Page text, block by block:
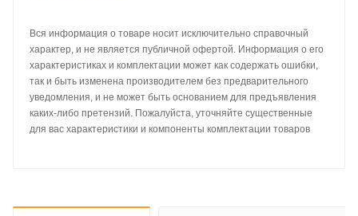
Вся информация о товаре носит исключительно справочный
характер, и не является публичной офертой. Информация о его
характеристиках и комплектации может как содержать ошибки,
так и быть изменена производителем без предварительного
уведомления, и не может быть основанием для предъявления
каких-либо претензий. Пожалуйста, уточняйте существенные
для вас характеристики и компоненты комплектации товаров